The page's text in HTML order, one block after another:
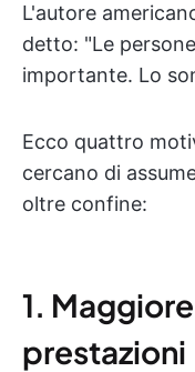
L'autore
detto: "Le
importante. Lo
Ecco quattro
cercano di
oltre confine:
1.
prestazioni